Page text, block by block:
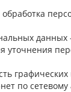
уточнения
по сетевому